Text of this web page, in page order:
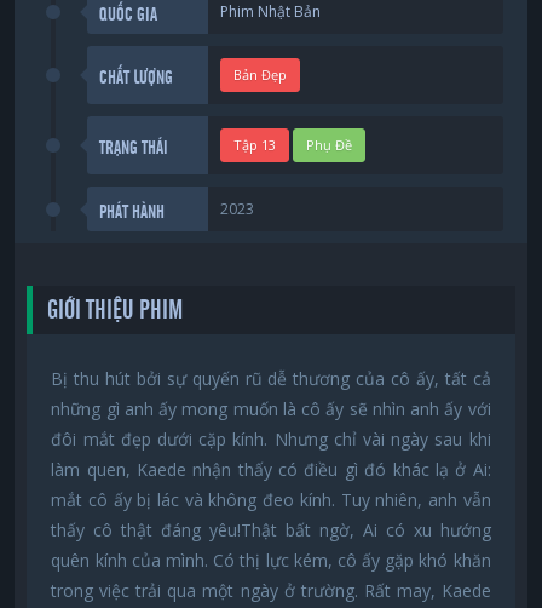
QUỐC GIA Phim Nhật Bản
CHẤT LƯỢNG Bản Đẹp
TRẠNG THÁI Tập 13 Phụ Đề
PHÁT HÀNH 2023
GIỚI THIỆU PHIM
Bị thu hút bởi sự quyến rũ dễ thương của cô ấy, tất cả
những gì anh ấy mong muốn là cô ấy sẽ nhìn anh ấy với
đôi mắt đẹp dưới cặp kính. Nhưng chỉ vài ngày sau khi
làm quen, Kaede nhận thấy có điều gì đó khác lạ ở Ai:
mắt cô ấy bị lác và không đeo kính. Tuy nhiên, anh vẫn
thấy cô thật đáng yêu!Thật bất ngờ, Ai có xu hướng
quên kính của mình. Có thị lực kém, cô ấy gặp khó khăn
trong việc trải qua một ngày ở trường. Rất may, Kaede